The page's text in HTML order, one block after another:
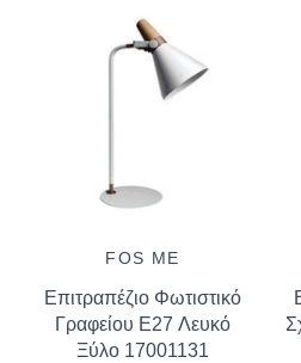
FOS ME
Επιτραπέζιο Φωτιστικό
Γραφείου E27 Λευκό
Ξύλο 17001131